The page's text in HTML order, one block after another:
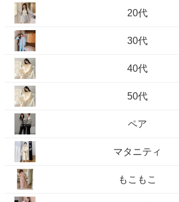
20代
30代
40代
50代
ペア
マタニティ
もこもこ